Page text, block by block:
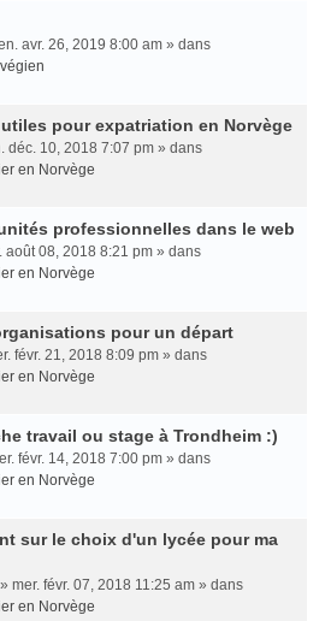
avr. 26, 2019 8:00 am » dans
pour expatriation en Norvège
déc. 10, 2018 7:07 pm » dans
en Norvège
professionnelles dans le web
août 08, 2018 8:21 pm » dans
en Norvège
pour un départ
févr. 21, 2018 8:09 pm » dans
en Norvège
travail ou stage à Trondheim :)
févr. 14, 2018 7:00 pm » dans
en Norvège
sur le choix d'un lycée pour ma
» mer. févr. 07, 2018 11:25 am » dans
en Norvège